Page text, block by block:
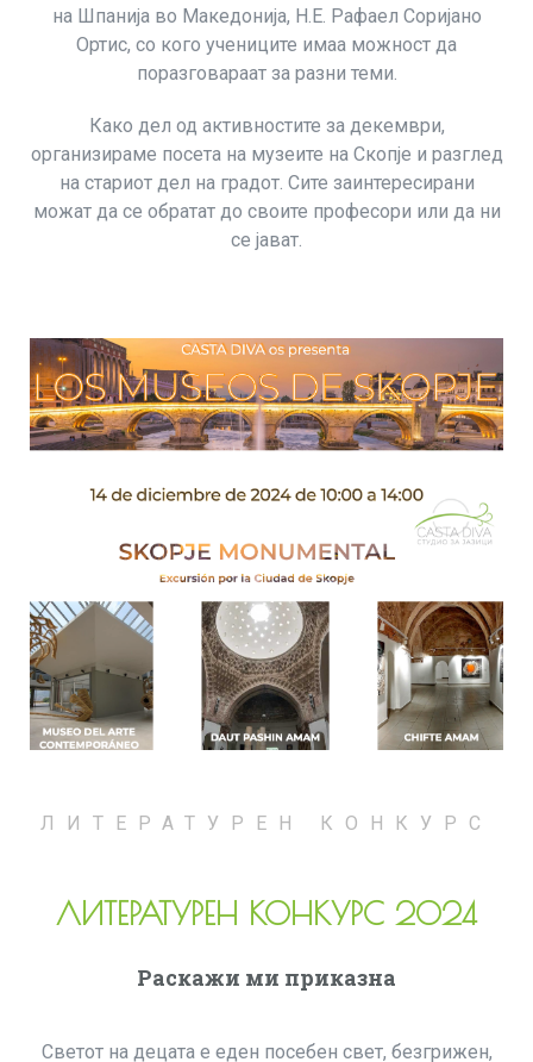
на Шпанија во Македонија, Н.Е. Рафаел Соријано
Ортис, со кого учениците имаа можност да
поразговараат за разни теми.
Како дел од активностите за декември,
организираме посета на музеите на Скопје и разглед
на стариот дел на градот. Сите заинтересирани
можат да се обратат до своите професори или да ни
се јават.
ЛИТЕРАТУРЕН КОНКУРС
ЛИТЕРАТУРЕН КОНКУРС 2024
Раскажи ми приказна
Светот на децата е еден посебен свет, безгрижен,